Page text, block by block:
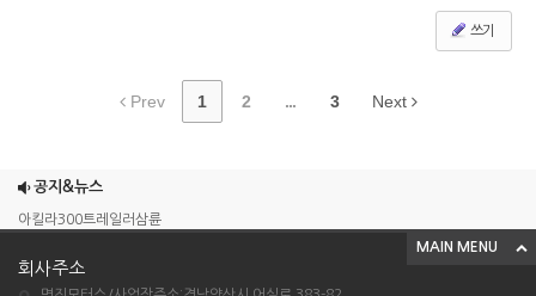
쓰기
Prev 1 2 ... 3 Next
공지&뉴스
엠보이 125cc삼륜
아킬라300트레일러삼륜
MAIN MENU
회사주소